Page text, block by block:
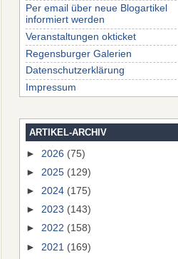
Per email über neue Blogartikel
informiert werden
Veranstaltungen okticket
Regensburger Galerien
Datenschutzerklärung
Impressum
ARTIKEL-ARCHIV
► 2026 (75)
► 2025 (129)
► 2024 (175)
► 2023 (143)
► 2022 (158)
► 2021 (169)